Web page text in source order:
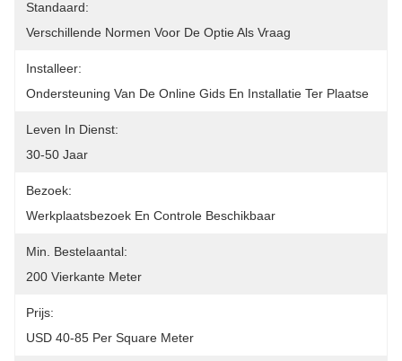
Standaard:
Verschillende Normen Voor De Optie Als Vraag
Installeer:
Ondersteuning Van De Online Gids En Installatie Ter Plaatse
Leven In Dienst:
30-50 Jaar
Bezoek:
Werkplaatsbezoek En Controle Beschikbaar
Min. Bestelaantal:
200 Vierkante Meter
Prijs:
USD 40-85 Per Square Meter